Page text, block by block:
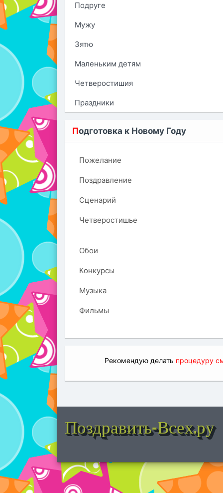
Подруге
Мужу
Зятю
Маленьким детям
Четверостишия
Праздники
Подготовка к Новому Году
Пожелание
Поздравление
Сценарий
Четверостишье
Обои
Конкурсы
Музыка
Фильмы
Рекомендую делать процедуру
Поздравить-Всех.ру